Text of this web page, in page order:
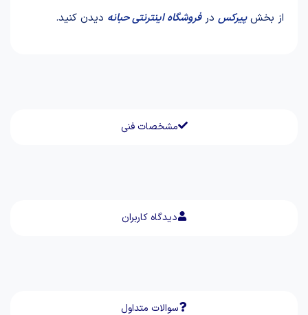
مشخصات فنی
دیدگاه کاربران
سوالات متداول
از بخشپیرکس درفروشگاه اینترنتی حبانه دیدن کنید.